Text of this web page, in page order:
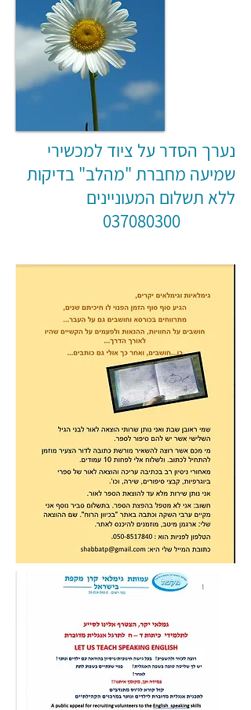
נערך הסדר על ציוד למכשירי
שמיעה מחברת "מהלב" בדיקות
ללא תשלום המעוניינים
037080300